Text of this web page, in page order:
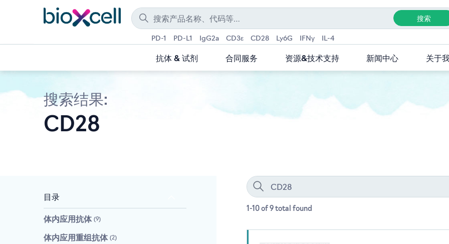
PD-1 PD-L1 IgG2a CD3ε CD28 Ly6G IFNγ IL-4
抗体 & 试剂 合同服务 资源&技术支持 新闻中心 关于
搜索结果:
CD28
目录
体内应用抗体 9
体内应用重组抗体 2
1-10 of 9 total found